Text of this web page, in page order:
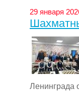
29 января
Ленинграда